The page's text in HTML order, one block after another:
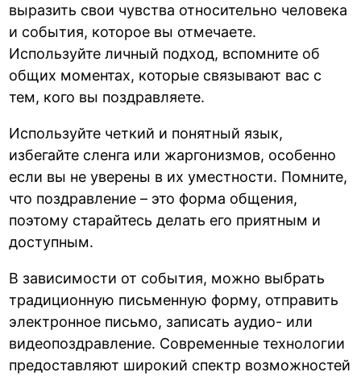
выразить свои чувства относительно человека
и события, которое вы отмечаете.
Используйте личный подход, вспомните об
общих моментах, которые связывают вас с
тем, кого вы поздравляете.
Используйте четкий и понятный язык,
избегайте сленга или жаргонизмов, особенно
если вы не уверены в их уместности. Помните,
что поздравление – это форма общения,
поэтому старайтесь делать его приятным и
доступным.
В зависимости от события, можно выбрать
традиционную письменную форму, отправить
электронное письмо, записать аудио- или
видеопоздравление. Современные технологии
предоставляют широкий спектр возможностей